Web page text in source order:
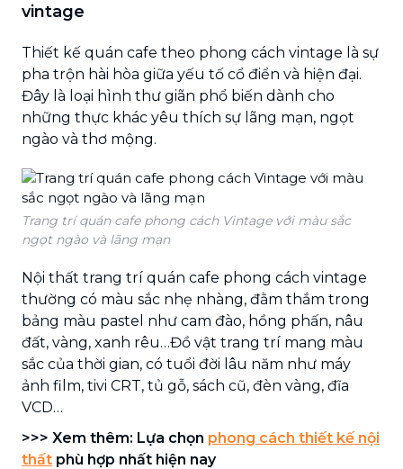
vintage
Thiết kế quán cafe theo phong cách vintage là sự
pha trộn hài hòa giữa yếu tố cổ điển và hiện đại.
Đây là loại hình thư giãn phổ biến dành cho
những thực khác yêu thích sự lãng mạn, ngọt
ngào và thơ mộng.
Trang trí quán cafe phong cách Vintage với màu sắc
ngọt ngào và lãng mạn
Nội thất trang trí quán cafe phong cách vintage
thường có màu sắc nhẹ nhàng, đằm thắm trong
bảng màu pastel như cam đào, hồng phấn, nâu
đất, vàng, xanh rêu…Đồ vật trang trí mang màu
sắc của thời gian, có tuổi đời lâu năm như máy
ảnh film, tivi CRT, tủ gỗ, sách cũ, đèn vàng, đĩa
VCD…
>>> Xem thêm: Lựa chọn phong cách thiết kế nội
thất phù hợp nhất hiện nay